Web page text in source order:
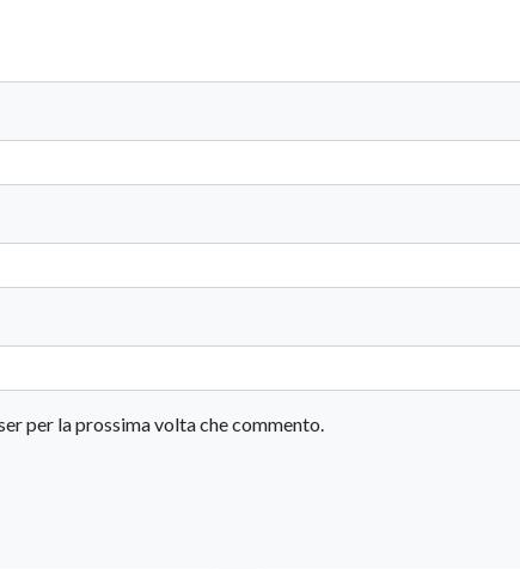
per la prossima volta che commento.